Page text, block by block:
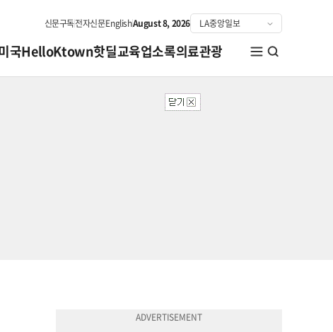
신문구독전자신문EnglishAugust 8, 2026
국HelloKtown핫딜교육업소록의료관광